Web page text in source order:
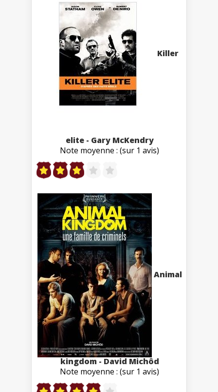
Killer
elite - Gary McKendry
Note moyenne : (sur 1 avis)
Animal
kingdom - David Michôd
Note moyenne : (sur 1 avis)